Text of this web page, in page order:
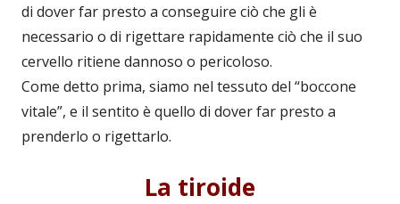
di dover far presto a conseguire ciò che gli è
necessario o di rigettare rapidamente ciò che il suo
cervello ritiene dannoso o pericoloso.
Come detto prima, siamo nel tessuto del “boccone
vitale”, e il sentito è quello di dover far presto a
prenderlo o rigettarlo.
La tiroide